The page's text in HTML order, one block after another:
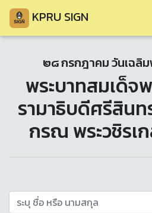
KPRU SIGN
๒๘ กรกฎาคม วันเฉลิ
พระบาทสมเด็จ
รามาธิบดีศรีสินท
กรณ พระวชิรเ